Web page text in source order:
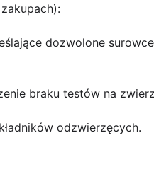
dozwolone surowce
braku testów na
odzwierzęcych.